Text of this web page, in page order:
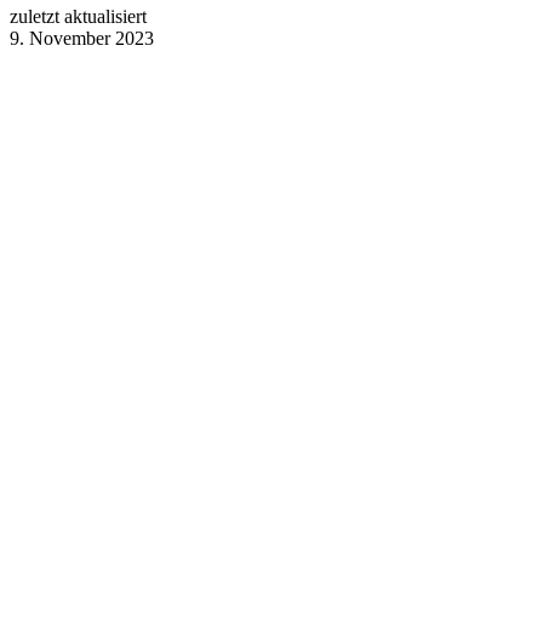
zuletzt aktualisiert
9. November 2023